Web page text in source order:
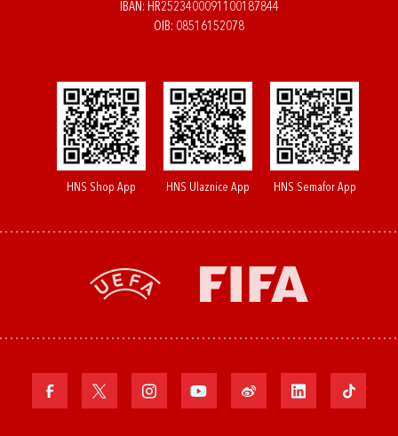
IBAN: HR2523400091100187844
OIB: 08516152078
HNS Shop App HNS Ulaznice App HNS Semafor App